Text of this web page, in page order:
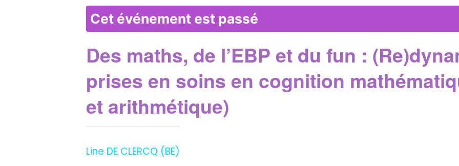
Cet événement est passé
Des maths, de l’EBP et du fun :
prises en soins en cognition
et arithmétique)
Line DE CLERCQ (BE)